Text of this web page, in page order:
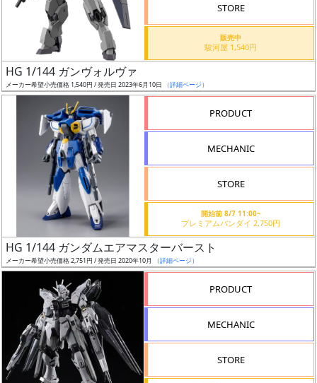
ー
ズ・
況
売
開
始
STORE
販売中
駿河屋 1,540円
HG 1/144 ガンヴォルヴァ
メーカー希望小売価格 1,540円 / 発売日 2023年6月10日 （詳細ページ）
PRODUCT
MECHANIC
STORE
開始前 8/7 11:00~
プレミアムバンダイ 2,750円
HG 1/144 ガンダムエアマスターバースト
メーカー希望小売価格 2,751円 / 発売日 2020年10月 （詳細ページ）
PRODUCT
MECHANIC
STORE